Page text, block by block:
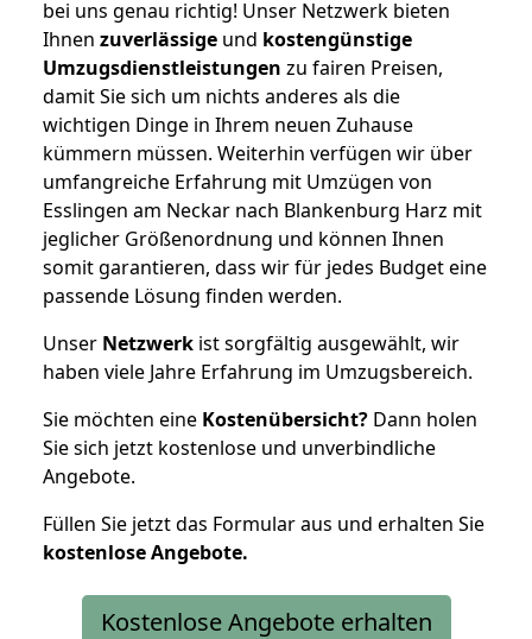
bei uns genau richtig! Unser Netzwerk bieten
Ihnen zuverlässige und kostengünstige
Umzugsdienstleistungen zu fairen Preisen,
damit Sie sich um nichts anderes als die
wichtigen Dinge in Ihrem neuen Zuhause
kümmern müssen. Weiterhin verfügen wir über
umfangreiche Erfahrung mit Umzügen von
Esslingen am Neckar nach Blankenburg Harz mit
jeglicher Größenordnung und können Ihnen
somit garantieren, dass wir für jedes Budget eine
passende Lösung finden werden.
Unser Netzwerk ist sorgfältig ausgewählt, wir
haben viele Jahre Erfahrung im Umzugsbereich.
Sie möchten eine Kostenübersicht? Dann holen
Sie sich jetzt kostenlose und unverbindliche
Angebote.
Füllen Sie jetzt das Formular aus und erhalten Sie
kostenloseAngebote.
Kostenlose Angebote erhalten